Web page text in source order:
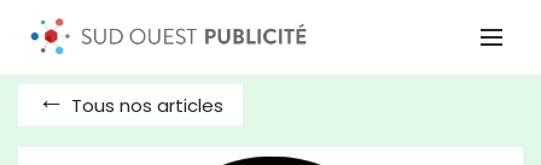
Tous nos articles